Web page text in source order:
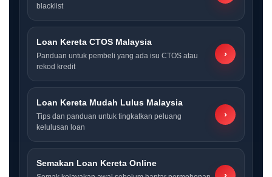
blacklist
Loan Kereta CTOS Malaysia
Panduan untuk pembeli yang ada isu CTOS atau
rekod kredit
›
Loan Kereta Mudah Lulus Malaysia
Tips dan panduan untuk tingkatkan peluang
kelulusan loan
›
Semakan Loan Kereta Online
›